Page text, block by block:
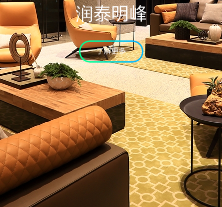
润泰明峰
了解更多
* 为必填字段
我已详读个资条款并同意
确认送出